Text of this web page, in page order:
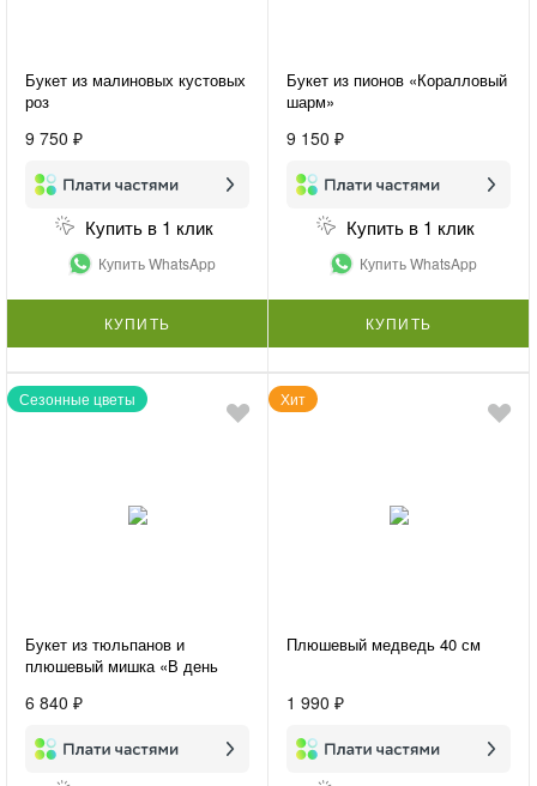
Букет из малиновых кустовых
роз
9 750 ₽
Купить в 1 клик
Купить WhatsApp
КУПИТЬ
Букет из пионов «Коралловый
шарм»
9 150 ₽
Купить в 1 клик
Купить WhatsApp
КУПИТЬ
Сезонные цветы
Букет из тюльпанов и
плюшевый мишка «В день
6 840 ₽
Хит
Плюшевый медведь 40 см
1 990 ₽